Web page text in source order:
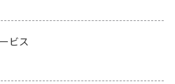
ビス